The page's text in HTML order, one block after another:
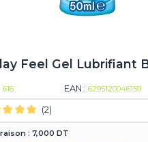
Feel Gel Lubrifiant
616 EAN : 6295120046159
(2)
: 7,000 DT